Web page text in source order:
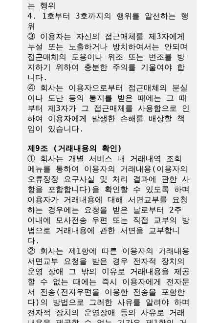
는 행위
4. 1호부터 3호까지의 행위를 알선하는 행
위
③ 이용자는 자신의 접근매체를 제3자에게
누설 또는 노출하거나 방치하여서는 안되며
접근매체의 도용이나 위조 또는 변조를 방
지하기 위하여 충분한 주의를 기울여야 합
니다.
④ 회사는 이용자으로부터 접근매체의 분실
이나 도난 등의 통지를 받은 때에는 그 때
부터 제3자가 그 접근매체를 사용함으로 인
하여 이용자에게 발생한 손해를 배상할 책
임이 있습니다.
제9조 (거래내용의 확인)
① 회사는 개별 서비스 내 거래내역 조회
메뉴를 통하여 이용자의 거래내용(이용자의
오류정정 요구사실 및 처리 결과에 관한 사
항을 포함합니다)을 확인할 수 있도록 하며
이용자가 거래내용에 대해 서면교부를 요청
하는 경우에는 요청을 받은 날로부터 2주
이내에 모사전송 우편 또는 직접 교부의 방
법으로 거래내용에 관한 서면을 교부합니
다.
② 회사는 제1항에 따른 이용자의 거래내용
서면교부 요청을 받은 경우 전자적 장치의
운영 장애 그 밖의 이유로 거래내용을 제공
할 수 없는 때에는 즉시 이용자에게 전자문
서 전송(전자우편을 이용한 전송을 포함한
다)의 방법으로 그러한 사유를 알려야 하며
전자적 장치의 운영장애 등의 사유로 거래